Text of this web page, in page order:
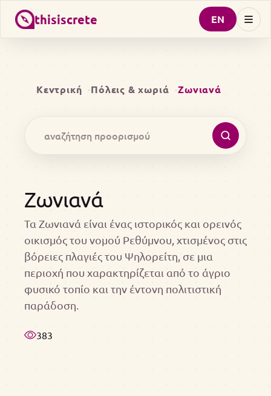
thisiscrete EN
Κεντρική Πόλεις & χωριά Ζωνιανά
Ζωνιανά
Τα Ζωνιανά είναι ένας ιστορικός και ορεινός
οικισμός του νομού Ρεθύμνου, χτισμένος στις
βόρειες πλαγιές του Ψηλορείτη, σε μια
περιοχή που χαρακτηρίζεται από το άγριο
φυσικό τοπίο και την έντονη πολιτιστική
παράδοση.
383